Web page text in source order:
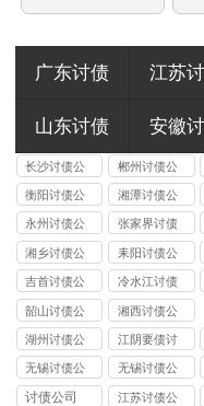
广东讨债 江苏
山东讨债 安徽
长沙讨债公
司
郴州讨债公
司
衡阳讨债公
司
湘潭讨债公
司
永州讨债公
司
张家界讨债
公司
湘乡讨债公
司
耒阳讨债公
司
吉首讨债公
司
冷水江讨债
公司
韶山讨债公
司
湘西讨债公
司
湖州讨债公
司
江阴要债讨
账公司
无锡讨债公
司的法律风
无锡讨债公
司能处理的
讨债公司
江苏讨债公